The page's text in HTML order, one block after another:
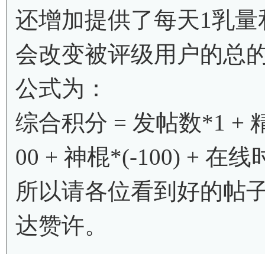
还增加提供了每天1乳
会改变被评级用户的总
公式为：
综合积分 = 发帖数*1 +
00 + 神棍*(-100) + 在线
所以请各位看到好的帖
达赞许。